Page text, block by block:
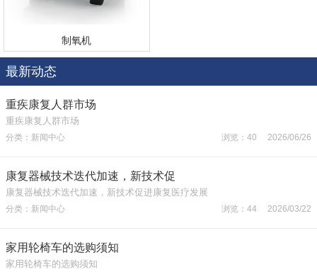
制氧机
最新动态
重疾康复人群市场
重疾康复人群市场
分类：新闻中心 浏览：40 2026/06/26
康复器械技术迭代加速，新技术促
康复器械技术迭代加速，新技术促进康复医疗发展
分类：新闻中心 浏览：44 2026/03/22
家用轮椅车的选购须知
家用轮椅车的选购须知